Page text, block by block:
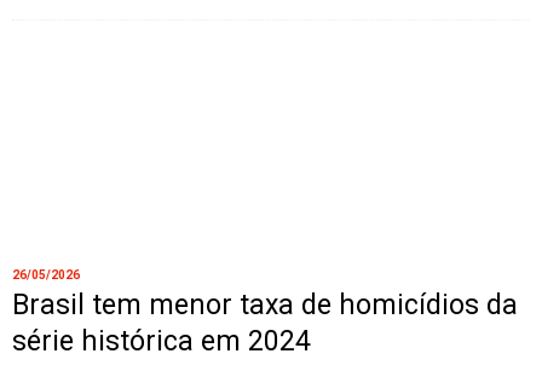
26/05/2026
Brasil tem menor taxa de homicídios da
série histórica em 2024